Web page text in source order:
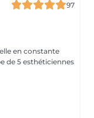
97
en constante
de 5 esthéticiennes